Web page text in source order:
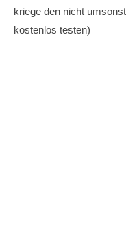
kriege den nicht
kostenlos testen)